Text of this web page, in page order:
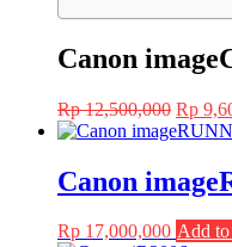
Canon
Rp12,500,000
price
Rp
Rp
Canon
Rp 17,000,000 Add to